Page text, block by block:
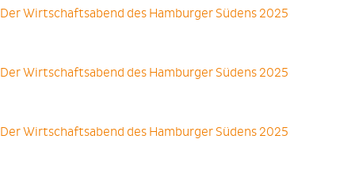
Der Wirtschaftsabend des Hamburger Südens 2025
Der Wirtschaftsabend des Hamburger Südens 2025
Der Wirtschaftsabend des Hamburger Südens 2025